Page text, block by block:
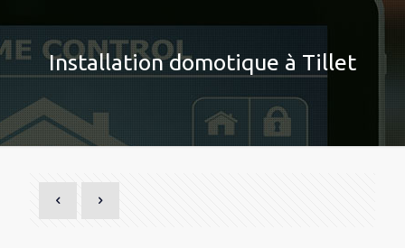
Installation domotique à Tillet